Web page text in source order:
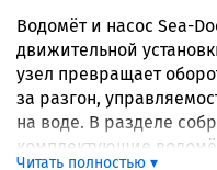
Водомёт и насос Sea-
движительной
узел превращает
за разгон,
на воде. В разделе
комплектующие
Читать полностью ▾